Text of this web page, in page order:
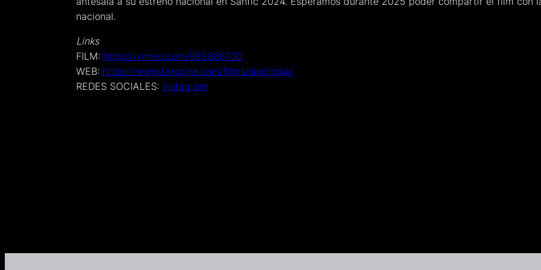
nacional.
Links
FILM: https://vimeo.com/963086730
WEB: https://www.farocine.com/films/sincronia/
REDES SOCIALES: Instagram